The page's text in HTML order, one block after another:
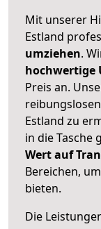
Mit unserer
Estland
umziehen.
hochwertige
Preis an.
Estland zu
in die Tasche
Wert auf
Bereichen,
bieten.
Die